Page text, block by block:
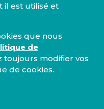
il est utilisé et
que nous
de
toujours modifier vos
de cookies.
Vandervelde se
les questions d'ordre
politique,